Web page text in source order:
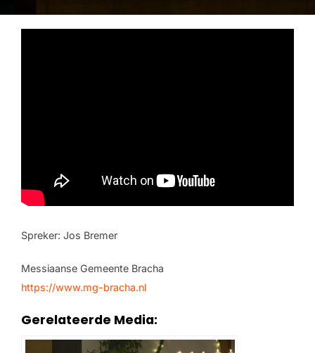
Spreker: Jos Bremer
Messiaanse Gemeente Bracha
https://www.mg-bracha.nl
Gerelateerde Media: